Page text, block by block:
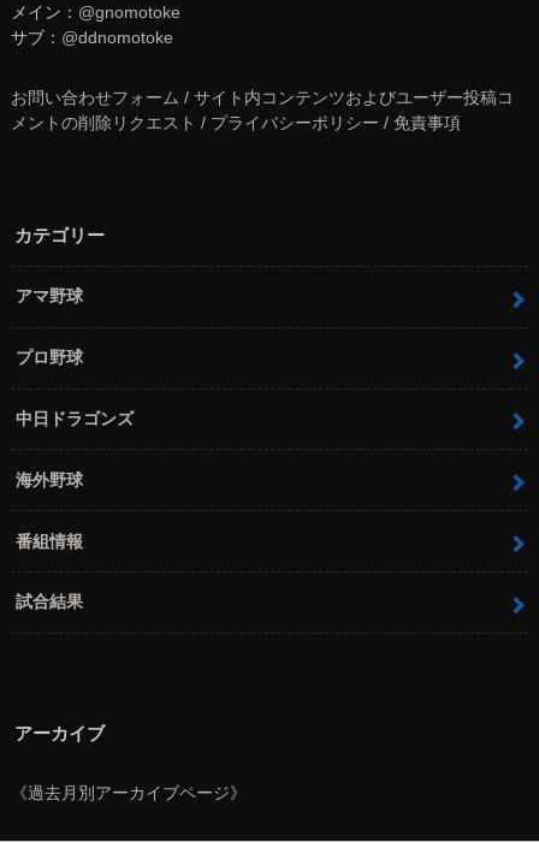
メイン： @gnomotoke
サブ： @ddnomotoke
お問い合わせフォーム / サイト内コンテンツおよびユーザー投稿コ
メントの削除リクエスト / プライバシーポリシー / 免責事項
カテゴリー
アマ野球
プロ野球
中日ドラゴンズ
海外野球
番組情報
試合結果
アーカイブ
《過去月別アーカイブページ》